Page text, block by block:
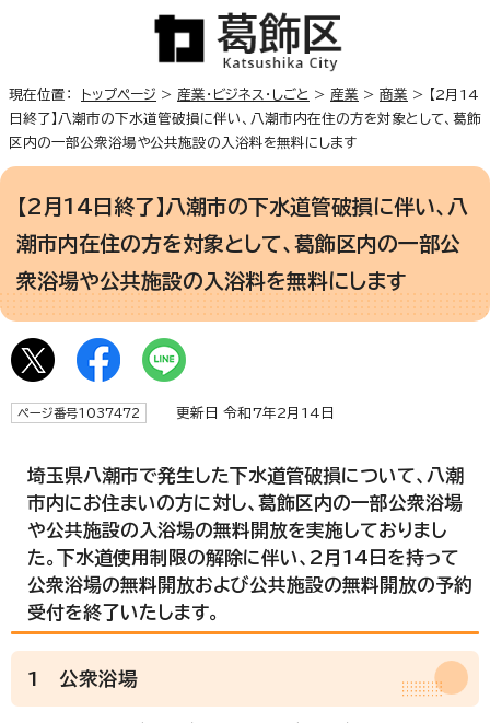
現在位置： トップページ > 産業・ビジネス・しごと > 産業 > 商業 > 【2月14
日終了】八潮市の下水道管破損に伴い、八潮市内在住の方を対象として、葛飾
区内の一部公衆浴場や公共施設の入浴料を無料にします
【2月14日終了】八潮市の下水道管破損に伴い、八
潮市内在住の方を対象として、葛飾区内の一部公
衆浴場や公共施設の入浴料を無料にします
ページ番号1037472 更新日 令和7年2月14日
埼玉県八潮市で発生した下水道管破損について、八潮
市内にお住まいの方に対し、葛飾区内の一部公衆浴場
や公共施設の入浴場の無料開放を実施しておりまし
た。下水道使用制限の解除に伴い、2月14日を持って
公衆浴場の無料開放および公共施設の無料開放の予約
受付を終了いたします。
1 公衆浴場